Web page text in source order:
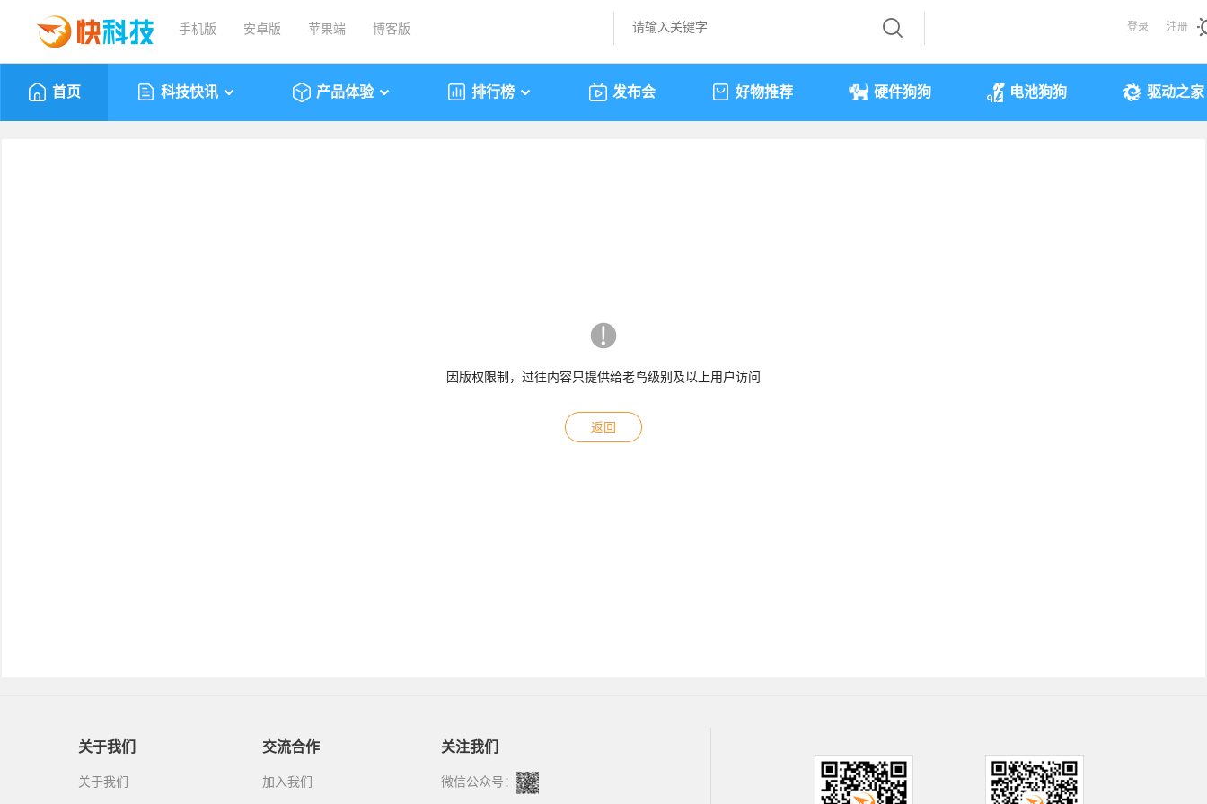
手机版 安卓版 苹果端 博客版 登录 注册
首页 科技快讯 产品体验 排行榜 发布会 好物推荐 硬件狗狗 电池狗狗 驱动之家
因版权限制，过往内容只提供给老鸟级别及以上用户访问
返回
关于我们
关于我们
交流合作
加入我们
关注我们
微信公众号：